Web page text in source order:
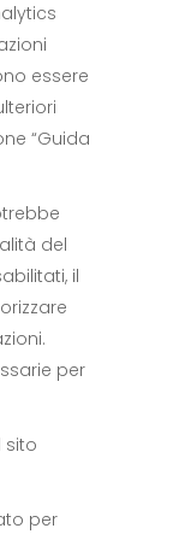
essere
“Guida
del
il
per
sito
per